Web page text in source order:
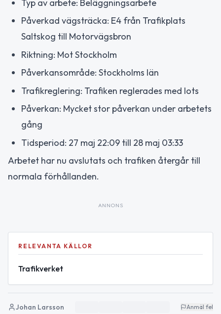
Typ av arbete: Beläggningsarbete
Påverkad vägsträcka: E4 från Trafikplats
Saltskog till Motorvägsbron
Riktning: Mot Stockholm
Påverkansområde: Stockholms län
Trafikreglering: Trafiken reglerades med lots
Påverkan: Mycket stor påverkan under arbetets
gång
Tidsperiod: 27 maj 22:09 till 28 maj 03:33
Arbetet har nu avslutats och trafiken återgår till
normala förhållanden.
ANNONS
RELEVANTA KÄLLOR
Trafikverket
Johan Larsson Anmäl fel